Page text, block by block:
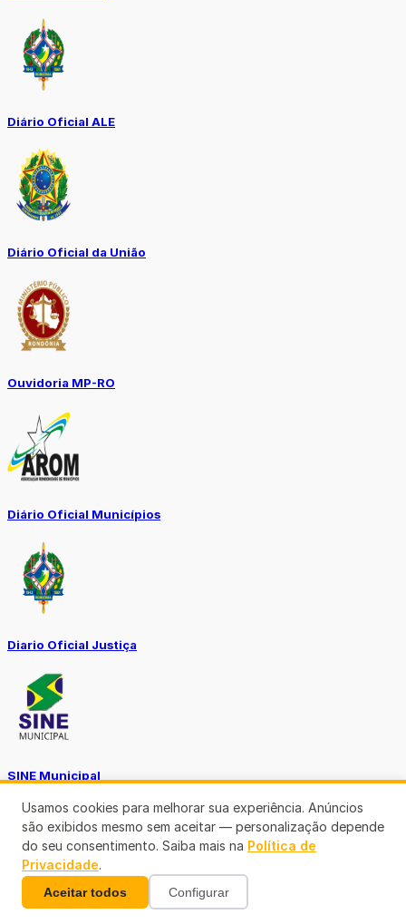
Diário Oficial ALE
Diário Oficial da União
Ouvidoria MP-RO
Diário Oficial Municípios
Diario Oficial Justiça
SINE Municipal
Transparência Porto Velho
Usamos cookies para melhorar sua experiência. Anúncios
são exibidos mesmo sem aceitar — personalização depende
do seu consentimento. Saiba mais na Política de
Privacidade.
Aceitar todos Configurar